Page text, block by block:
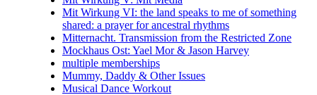
Mit Wirkung VI: the land speaks to me of something
shared: a prayer for ancestral rhythms
Mitternacht. Transmission from the Restricted Zone
Mockhaus Ost: Yael Mor & Jason Harvey
multiple memberships
Mummy, Daddy & Other Issues
Musical Dance Workout